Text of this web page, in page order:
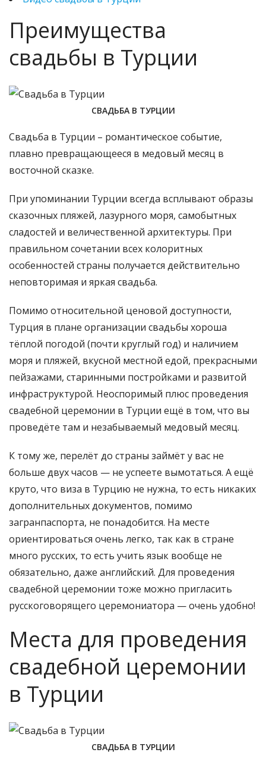
Преимущества
свадьбы в Турции
СВАДЬБА В ТУРЦИИ
Свадьба в Турции – романтическое событие,
плавно превращающееся в медовый месяц в
восточной сказке.
При упоминании Турции всегда всплывают образы
сказочных пляжей, лазурного моря, самобытных
сладостей и величественной архитектуры. При
правильном сочетании всех колоритных
особенностей страны получается действительно
неповторимая и яркая свадьба.
Помимо относительной ценовой доступности,
Турция в плане организации свадьбы хороша
тёплой погодой (почти круглый год) и наличием
моря и пляжей, вкусной местной едой, прекрасными
пейзажами, старинными постройками и развитой
инфраструктурой. Неоспоримый плюс проведения
свадебной церемонии в Турции ещё в том, что вы
проведёте там и незабываемый медовый месяц.
К тому же, перелёт до страны займёт у вас не
больше двух часов — не успеете вымотаться. А ещё
круто, что виза в Турцию не нужна, то есть никаких
дополнительных документов, помимо
загранпаспорта, не понадобится. На месте
ориентироваться очень легко, так как в стране
много русских, то есть учить язык вообще не
обязательно, даже английский. Для проведения
свадебной церемонии тоже можно пригласить
русскоговорящего церемониатора — очень удобно!
Места для проведения
свадебной церемонии
в Турции
СВАДЬБА В ТУРЦИИ